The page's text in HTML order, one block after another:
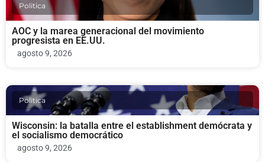
Politica
AOC y la marea generacional del movimiento
progresista en EE.UU.
agosto 9, 2026
Politica
Wisconsin: la batalla entre el establishment demócrata y
el socialismo democrático
agosto 9, 2026